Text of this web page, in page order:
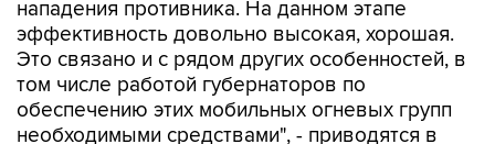
нападения противника. На данном этапе
эффективность довольно высокая, хорошая.
Это связано и с рядом других особенностей, в
том числе работой губернаторов по
обеспечению этих мобильных огневых групп
необходимыми средствами", - приводятся в